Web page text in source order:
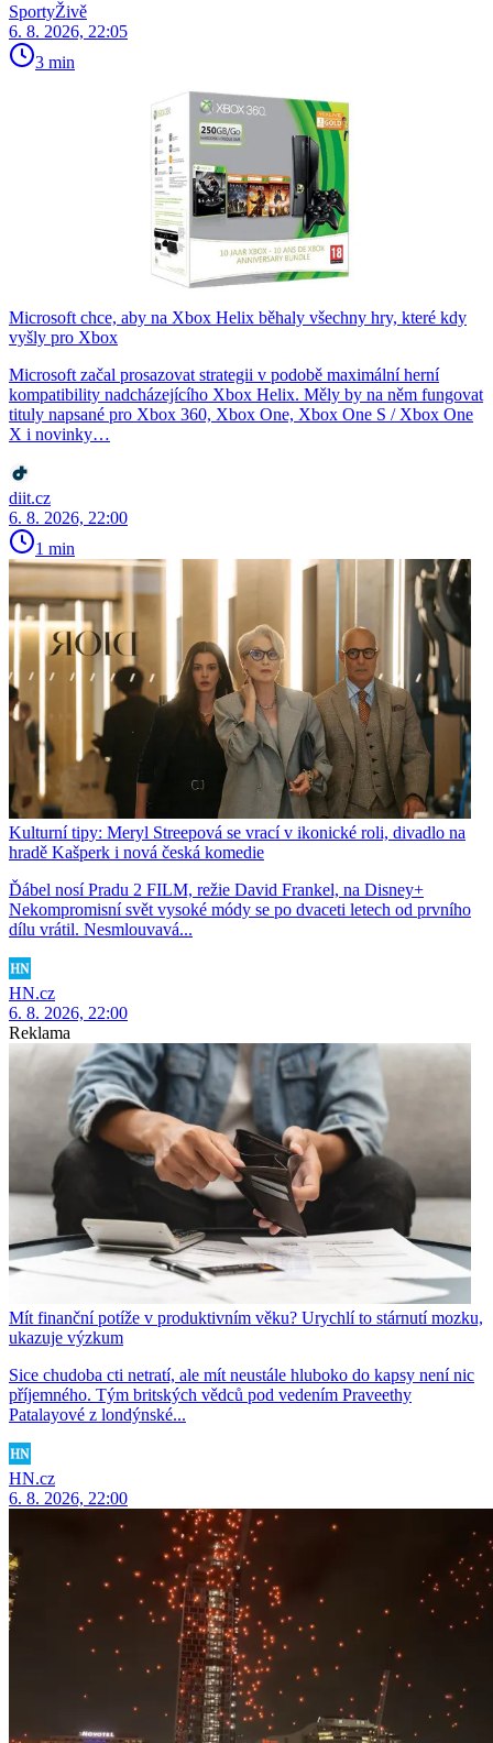
SportyŽivě
6. 8. 2026, 22:05
3 min
Microsoft chce, aby na Xbox Helix běhaly všechny hry, které kdy
vyšly pro Xbox
Microsoft začal prosazovat strategii v podobě maximální herní
kompatibility nadcházejícího Xbox Helix. Měly by na něm fungovat
tituly napsané pro Xbox 360, Xbox One, Xbox One S / Xbox One
X i novinky…
diit.cz
6. 8. 2026, 22:00
1 min
Kulturní tipy: Meryl Streepová se vrací v ikonické roli, divadlo na
hradě Kašperk i nová česká komedie
Ďábel nosí Pradu 2 FILM, režie David Frankel, na Disney+
Nekompromisní svět vysoké módy se po dvaceti letech od prvního
dílu vrátil. Nesmlouvavá...
HN.cz
6. 8. 2026, 22:00
Reklama
Mít finanční potíže v produktivním věku? Urychlí to stárnutí mozku,
ukazuje výzkum
Sice chudoba cti netratí, ale mít neustále hluboko do kapsy není nic
příjemného. Tým britských vědců pod vedením Praveethy
Patalayové z londýnské...
HN.cz
6. 8. 2026, 22:00